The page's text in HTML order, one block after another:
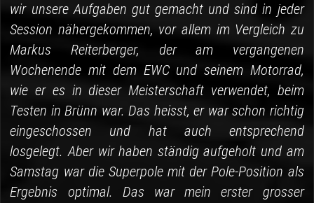
wir unsere Aufgaben gut gemacht und sind in jeder
Session nähergekommen, vor allem im Vergleich zu
Markus Reiterberger, der am vergangenen
Wochenende mit dem EWC und seinem Motorrad,
wie er es in dieser Meisterschaft verwendet, beim
Testen in Brünn war. Das heisst, er war schon richtig
eingeschossen und hat auch entsprechend
losgelegt. Aber wir haben ständig aufgeholt und am
Samstag war die Superpole mit der Pole-Position als
Ergebnis optimal. Das war mein erster grosser